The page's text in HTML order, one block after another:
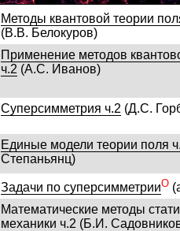
Методы квантовой теории
(В.В. Белокуров)
Применение методов
ч.2 (А.С. Иванов)
Суперсимметрия ч.2 (Д.С.
Единые модели теории поля
Степаньянц)
Задачи по суперсимметрииО
Математические методы
механики ч.2 (Б.И.